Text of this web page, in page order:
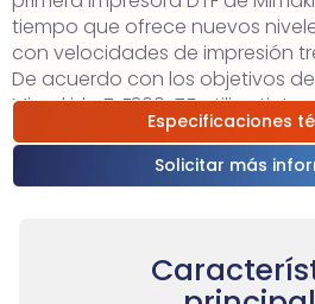
tiempo que ofrece nuevos
con velocidades de impresión
De acuerdo con los objetivos
Mimaki, la TxF300-75 utiliza
de Mimaki que cuentan con la
PASSPORT, lo que valida su
y cumple con los requisitos de
de transferencia de calor
nuevo TxF300-75.
Especificaciones
Solicitar más